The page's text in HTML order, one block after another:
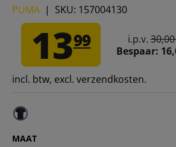
PUMA | SKU: 157004130
1399 i.p.v.
Bespaar:
incl. btw, excl. verzendkosten.
MAAT